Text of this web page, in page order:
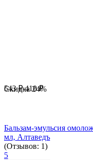
Скидка24%
543 ₽ 410 ₽
Бальзам-эмульсия
мл, Алтаведъ
(Отзывов: 1)
5